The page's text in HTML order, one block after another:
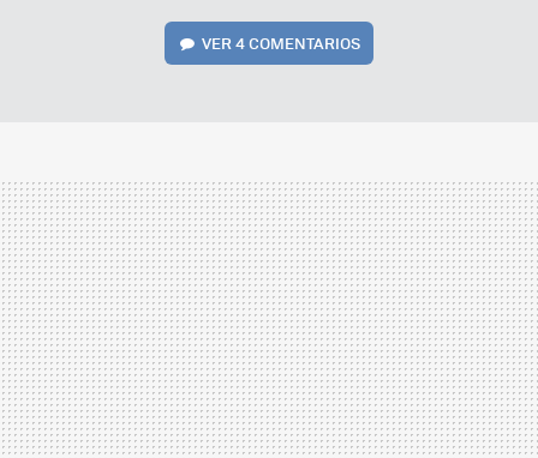
VER 4 COMENTARIOS